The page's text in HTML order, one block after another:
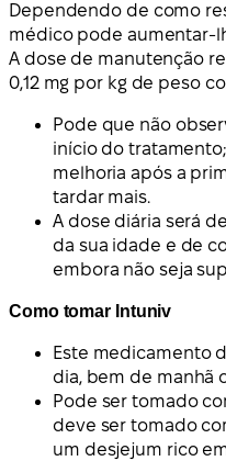
Dependendo de como
médico pode aumentar-
A dose de manutenção
0,12 mg por kg de peso
Pode que não
início do
melhoria após a
tardar mais.
A dose diária será
da sua idade e de
embora não seja
Como tomar Intuniv
Este medicamento
dia, bem de manhã
Pode ser tomado
deve ser tomado
um desjejum rico